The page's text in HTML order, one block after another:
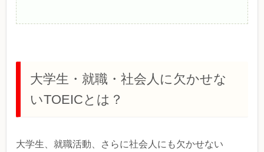
大学生・就職・社会人に欠かせな
いTOEICとは？
大学生、就職活動、さらに社会人にも欠かせない